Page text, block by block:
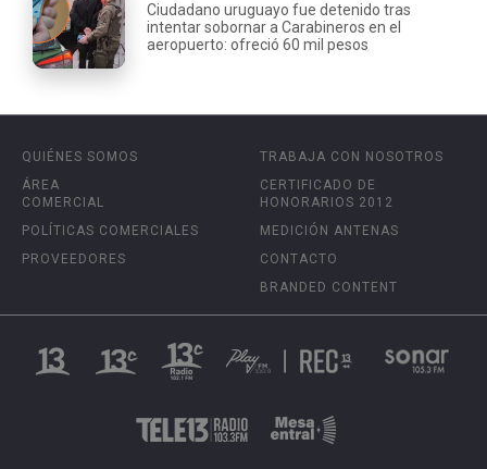
Ciudadano uruguayo fue detenido tras
intentar sobornar a Carabineros en el
aeropuerto: ofreció 60 mil pesos
QUIÉNES SOMOS
ÁREA
COMERCIAL
POLÍTICAS COMERCIALES
PROVEEDORES
TRABAJA CON NOSOTROS
CERTIFICADO DE
HONORARIOS 2012
MEDICIÓN ANTENAS
CONTACTO
BRANDED CONTENT